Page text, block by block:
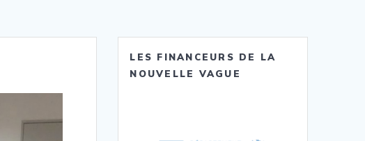
LES FINANCEURS DE LA
NOUVELLE VAGUE